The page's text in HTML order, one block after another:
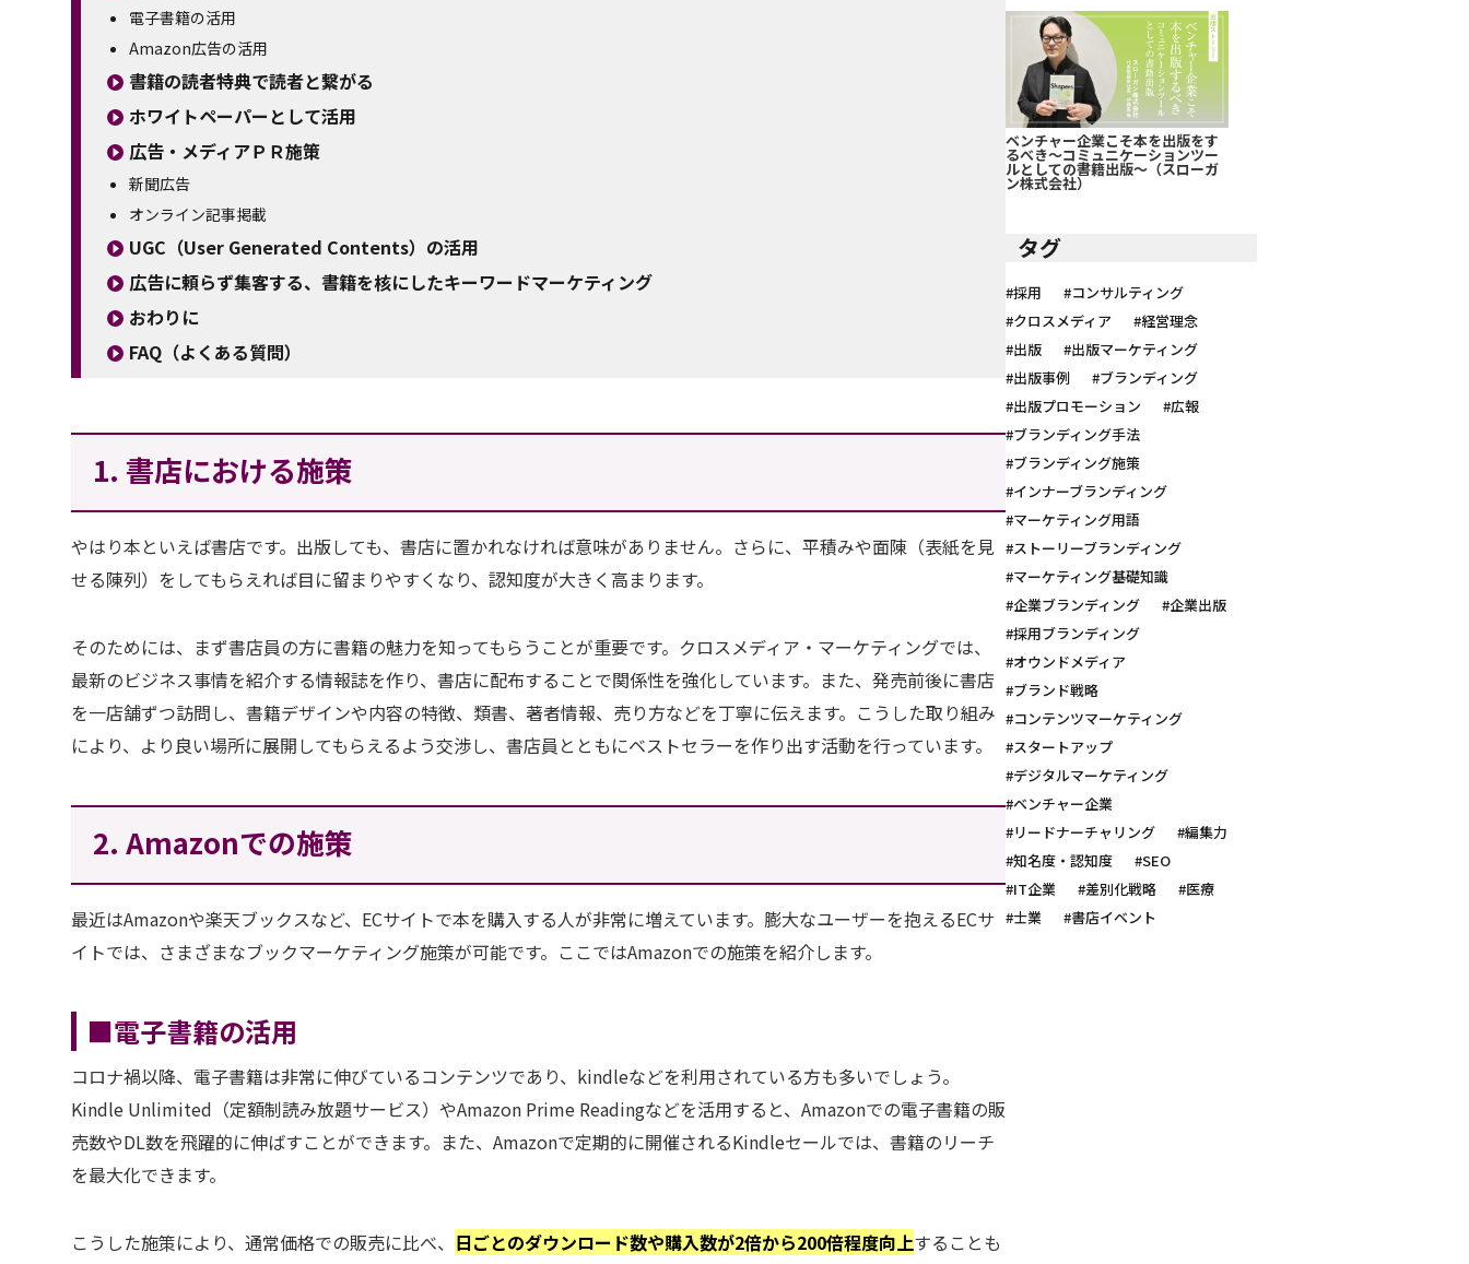
電子書籍の活用
Amazon広告の活用
書籍の読者特典で読者と繋がる
ホワイトペーパーとして活用
広告・メディアＰＲ施策
新聞広告
オンライン記事掲載
UGC（User Generated Contents）の活用
広告に頼らず集客する、書籍を核にしたキーワードマーケティング
おわりに
FAQ（よくある質問）
1. 書店における施策
やはり本といえば書店です。出版しても、書店に置かれなければ意味がありません。さらに、平積みや面陳（表紙を見
せる陳列）をしてもらえれば目に留まりやすくなり、認知度が大きく高まります。
そのためには、まず書店員の方に書籍の魅力を知ってもらうことが重要です。クロスメディア・マーケティングでは、
最新のビジネス事情を紹介する情報誌を作り、書店に配布することで関係性を強化しています。また、発売前後に書店
を一店舗ずつ訪問し、書籍デザインや内容の特徴、類書、著者情報、売り方などを丁寧に伝えます。こうした取り組み
により、より良い場所に展開してもらえるよう交渉し、書店員とともにベストセラーを作り出す活動を行っています。
2. Amazonでの施策
最近はAmazonや楽天ブックスなど、ECサイトで本を購入する人が非常に増えています。膨大なユーザーを抱えるECサ
イトでは、さまざまなブックマーケティング施策が可能です。ここではAmazonでの施策を紹介します。
■電子書籍の活用
コロナ禍以降、電子書籍は非常に伸びているコンテンツであり、kindleなどを利用されている方も多いでしょう。
Kindle Unlimited（定額制読み放題サービス）やAmazon Prime Readingなどを活用すると、Amazonでの電子書籍の販
売数やDL数を飛躍的に伸ばすことができます。また、Amazonで定期的に開催されるKindleセールでは、書籍のリーチ
を最大化できます。
こうした施策により、通常価格での販売に比べ、 日ごとのダウンロード数や購入数が2倍から200倍程度向上することも
ベンチャー企業こそ本を出版をす
るべき～コミュニケーションツー
ルとしての書籍出版～（スローガ
ン株式会社）
タグ
#採用
#コンサルティング
#クロスメディア
#経営理念
#出版
#出版マーケティング
#出版事例
#ブランディング
#出版プロモーション
#広報
#ブランディング手法
#ブランディング施策
#インナーブランディング
#マーケティング用語
#ストーリーブランディング
#マーケティング基礎知識
#企業ブランディング
#企業出版
#採用ブランディング
#オウンドメディア
#ブランド戦略
#コンテンツマーケティング
#スタートアップ
#デジタルマーケティング
#ベンチャー企業
#リードナーチャリング
#編集力
#知名度・認知度
#SEO
#IT企業
#差別化戦略
#医療
#士業
#書店イベント